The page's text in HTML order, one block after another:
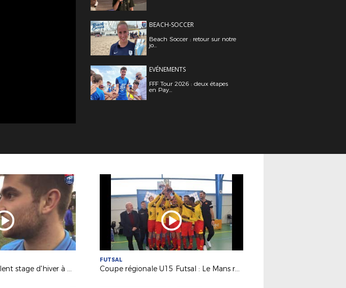
BEACH-SOCCER
Beach Soccer : retour sur notre
jo...
EVÉNEMENTS
FFF Tour 2026 : deux étapes
en Pay...
Arbitrage : un excellent stage d'hiver à St Brévin !
FUTSAL
Coupe régionale U15 Futsal : Le Mans remporte le trophée !